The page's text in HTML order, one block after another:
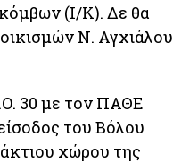
(Ι/Κ). Δε θα
Ν. Αγχιάλου
30 με τον ΠΑΘΕ
του Βόλου
χώρου της